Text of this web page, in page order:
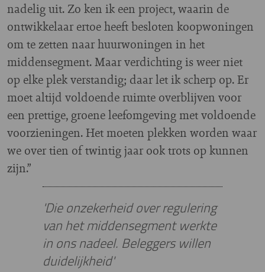
nadelig uit. Zo ken ik een project, waarin de
ontwikkelaar ertoe heeft besloten koopwoningen
om te zetten naar huurwoningen in het
middensegment. Maar verdichting is weer niet
op elke plek verstandig; daar let ik scherp op. Er
moet altijd voldoende ruimte overblijven voor
een prettige, groene leefomgeving met voldoende
voorzieningen. Het moeten plekken worden waar
we over tien of twintig jaar ook trots op kunnen
zijn.”
'Die onzekerheid over regulering
van het middensegment werkte
in ons nadeel. Beleggers willen
duidelijkheid'